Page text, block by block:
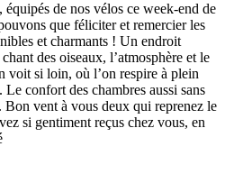
de nos vélos ce week-end de
que féliciter et remercier les
et charmants ! Un endroit
des oiseaux, l’atmosphère et le
voit si loin, où l’on respire à plein
confort des chambres aussi sans
vent à vous deux qui reprenez le
si gentiment reçus chez vous, en